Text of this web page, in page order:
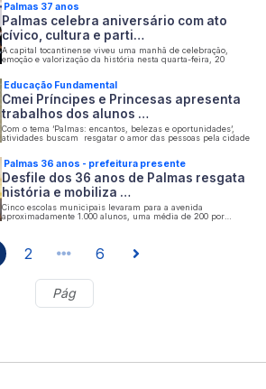
Palmas 37 anos
Palmas celebra aniversário com ato
cívico, cultura e parti…
A capital tocantinense viveu uma manhã de celebração,
emoção e valorização da história nesta quarta-feira, 20
Educação Fundamental
Cmei Príncipes e Princesas apresenta
trabalhos dos alunos …
Com o tema ‘Palmas: encantos, belezas e oportunidades’,
atividades buscam resgatar o amor das pessoas pela cidade
Palmas 36 anos - prefeitura presente
Desfile dos 36 anos de Palmas resgata
história e mobiliza …
Cinco escolas municipais levaram para a avenida
aproximadamente 1.000 alunos, uma média de 200 por
2 6